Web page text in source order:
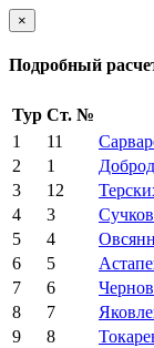
×
Подробный
Тур Ст. №
1
11
2
1
3
12
4
3
5
4
6
5
7
6
8
7
9
8